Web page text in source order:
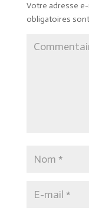
Votre adresse e-
obligatoires